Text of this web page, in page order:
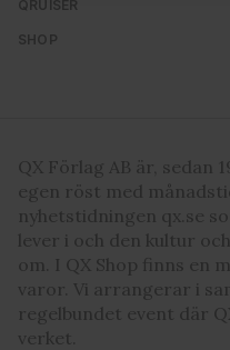
information från din enhet
annons- och
våra cookies vid fortsatt
QRUISER
SHOP
QX Förlag AB är, sedan
egen röst med
nyhetstidningen qx.se
lever i och den kultur
om. I QX Shop finns en
varor. Vi arrangerar i
regelbundet event där
verket.